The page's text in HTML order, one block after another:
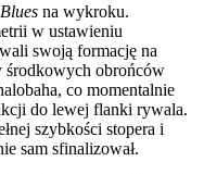
na wykroku.
w ustawieniu
swoją formację na
środkowych obrońców
co momentalnie
do lewej flanki rywala.
szybkości stopera i
sam sfinalizował.